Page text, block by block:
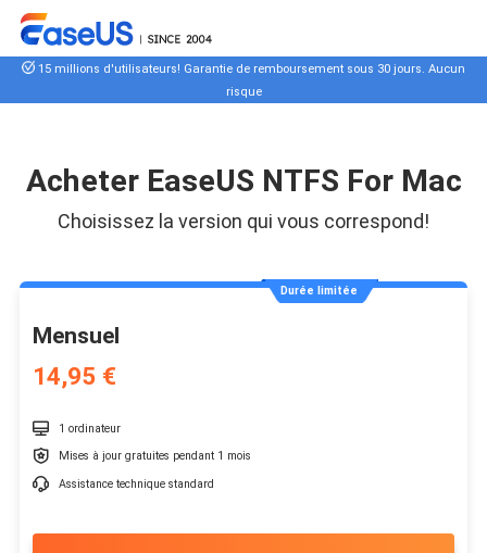
15 millions d'utilisateurs! Garantie de remboursement sous 30 jours. Aucun
risque
Acheter EaseUS NTFS For Mac
Choisissez la version qui vous correspond!
Durée limitée
Mensuel
14,95 €
 1 ordinateur
 Mises à jour gratuites pendant 1 mois
 Assistance technique standard